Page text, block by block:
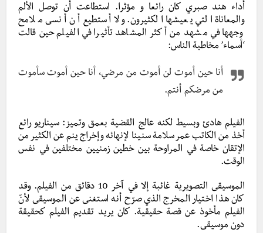
أداء هند صبري كان رائعا و مؤثرا. استطاعت أن توصل الألم
والمعاناة التي يعيشها الكثيرون. ولا أستطيع أن أنسى ملامح
وجهها في مشهد من أكثر المشاهد تأثيرا في الفيلم حين قالت
‘أسماء’ مخاطبة الناس:
أنا حين أموت لن أموت من مرضي، أنا حين أموت سأموت
من مرضكم أنتم.
الفيلم هادئ وبسيط لكنه عالج القضية بعمق وتميز: سيناريو رائع
أخذ من الكاتب عمر سلامة سنينا لإنهائه وإخراج ينم عن الكثير من
الإتقان خاصة في المراوحة بين خطين زمنيين مختلفين في نفس
الوقت.
الموسيقى التصويرية غائبة إلا في آخر 10 دقائق من الفيلم. وقد
كان هذا اختيار المخرج الذي صرّح أنه استغنى عن الموسيقى لأنّ
الفيلم مأخوذ عن قصة حقيقية. كان يريد تقديم الفيلم كحقيقة
دون موسيقى.